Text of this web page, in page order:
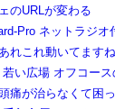
のURLが変わる
Pro ネットラジオ
れこれ動いてますね
若い広場 オフコース
痛が治らなくて困